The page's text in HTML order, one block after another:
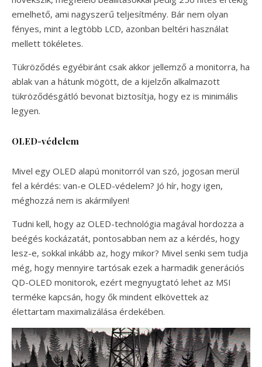
emelhető, ami nagyszerű teljesítmény. Bár nem olyan
fényes, mint a legtöbb LCD, azonban beltéri használat
mellett tökéletes.
Tükröződés egyébiránt csak akkor jellemző a monitorra, ha
ablak van a hátunk mögött, de a kijelzőn alkalmazott
tükröződésgátló bevonat biztosítja, hogy ez is minimális
legyen.
OLED-védelem
Mivel egy OLED alapú monitorról van szó, jogosan merül
fel a kérdés: van-e OLED-védelem? Jó hír, hogy igen,
méghozzá nem is akármilyen!
Tudni kell, hogy az OLED-technológia magával hordozza a
beégés kockázatát, pontosabban nem az a kérdés, hogy
lesz-e, sokkal inkább az, hogy mikor? Mivel senki sem tudja
még, hogy mennyire tartósak ezek a harmadik generációs
QD-OLED monitorok, ezért megnyugtató lehet az MSI
terméke kapcsán, hogy ők mindent elkövettek az
élettartam maximalizálása érdekében.